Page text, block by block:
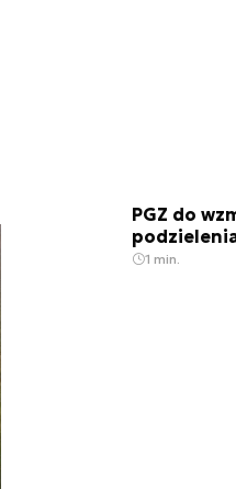
PGZ do
1 min.